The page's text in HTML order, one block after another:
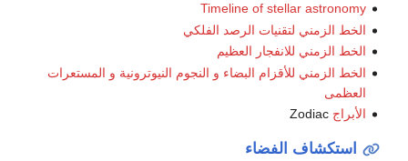
Timeline of stellar astronomy
الخط الزمني لتقنيات الرصد الفلكي
الخط الزمني للانفجار العظيم
الخط الزمني للأقزام البضاء و النجوم النيوترونية و المستعرات
العظمى
الأبراج Zodiac
استكشاف الفضاء